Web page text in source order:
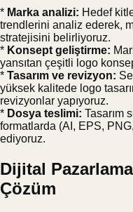
* Marka analizi: Hedef
trendlerini analiz ederek,
stratejisini belirliyoruz.
* Konsept geliştirme:
yansıtan çeşitli logo
* Tasarım ve revizyon:
yüksek kalitede logo
revizyonlar yapıyoruz.
* Dosya teslimi: Tasarım
formatlarda (AI, EPS,
ediyoruz.
Dijital
Çözüm